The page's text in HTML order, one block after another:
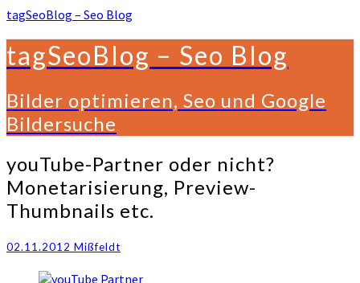
tagSeoBlog – Seo Blog
tagSeoBlog – Seo Blog
Bilder optimieren, Seo und Google
Bildersuche
youTube-
Partner
oder
nicht?
Preview-
Thumbnails
youTube-Partner oder nicht?
Monetarisierung, Preview-
Thumbnails etc.
02.11.2012 Mißfeldt